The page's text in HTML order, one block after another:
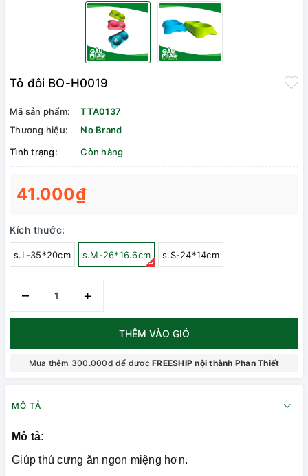
Tô đôi BO-H0019
Mã sản phẩm:
TTA0137
Thương hiệu:
No Brand
Tình trạng:
Còn hàng
41.000₫
Kích thước:
s.L-35*20cm s.M-26*16.6cm s.S-24*14cm
– +
THÊM VÀO GIỎ
Mua thêm 300.000₫ để đượcFREESHIP nội thành Phan Thiết
MÔ TẢ
Mô tả:
Giúp thú cưng ăn ngon miệng hơn.